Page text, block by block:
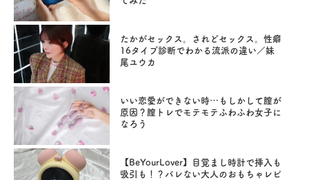
たかがセックス。されどセックス。性癖
16タイプ診断でわかる流派の違い／妹
尾ユウカ
いい恋愛ができない時…もしかして膣が
原因？膣トレでモテモテふわふわ女子に
なろう
【BeYourLover】目覚まし時計で挿入も
吸引も！？バレない大人のおもちゃレビ